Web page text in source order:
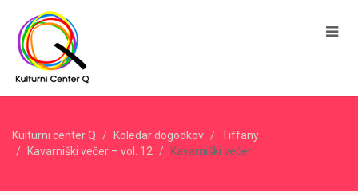
Kulturni center Q Koledar dogodkov
Tiffany
Kavarniški večer – vol. 12
Kavarniški večer